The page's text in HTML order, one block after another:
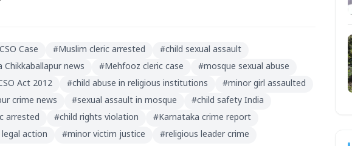
Case #Muslim cleric arrested #child sexual assault
Chikkaballapur news #Mehfooz cleric case #mosque sexual abuse
Act 2012 #child abuse in religious institutions #minor girl assaulted
crime news #sexual assault in mosque #child safety India
arrested #child rights violation #Karnataka crime report
legal action #minor victim justice #religious leader crime